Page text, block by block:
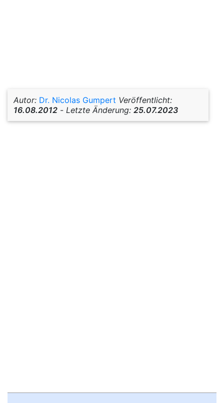
Autor: Dr. Nicolas Gumpert Veröffentlicht:
16.08.2012 - Letzte Änderung: 25.07.2023